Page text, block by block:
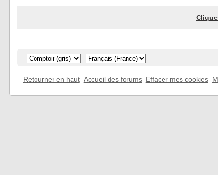
Retourner en haut Accueil des forums Effacer mes cookies